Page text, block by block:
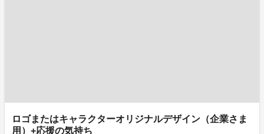
ロゴまたはキャラクターオリジナルデザイン（企業さま
用）+応援の気持ち